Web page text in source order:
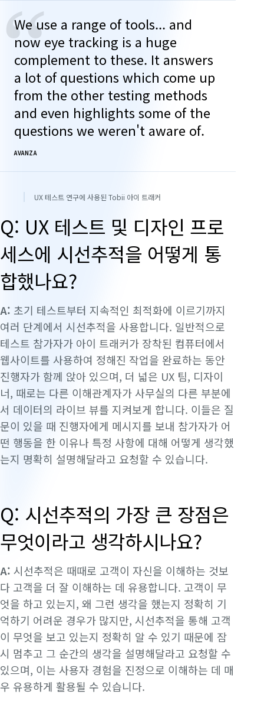
“
We use a range of tools... and
now eye tracking is a huge
complement to these. It answers
a lot of questions which come up
from the other testing methods
and even highlights some of the
questions we weren't aware of.
AVANZA
UX 테스트 연구에 사용된 Tobii 아이 트래커
Q: UX 테스트 및 디자인 프로
세스에 시선추적을 어떻게 통
합했나요?
A: 초기 테스트부터 지속적인 최적화에 이르기까지
여러 단계에서 시선추적을 사용합니다. 일반적으로
테스트 참가자가 아이 트래커가 장착된 컴퓨터에서
웹사이트를 사용하여 정해진 작업을 완료하는 동안
진행자가 함께 앉아 있으며, 더 넓은 UX 팀, 디자이
너, 때로는 다른 이해관계자가 사무실의 다른 부분에
서 데이터의 라이브 뷰를 지켜보게 합니다. 이들은 질
문이 있을 때 진행자에게 메시지를 보내 참가자가 어
떤 행동을 한 이유나 특정 사항에 대해 어떻게 생각했
는지 명확히 설명해달라고 요청할 수 있습니다.
Q: 시선추적의 가장 큰 장점은
무엇이라고 생각하시나요?
A: 시선추적은 때때로 고객이 자신을 이해하는 것보
다 고객을 더 잘 이해하는 데 유용합니다. 고객이 무
엇을 하고 있는지, 왜 그런 생각을 했는지 정확히 기
억하기 어려운 경우가 많지만, 시선추적을 통해 고객
이 무엇을 보고 있는지 정확히 알 수 있기 때문에 잠
시 멈추고 그 순간의 생각을 설명해달라고 요청할 수
있으며, 이는 사용자 경험을 진정으로 이해하는 데 매
우 유용하게 활용될 수 있습니다.